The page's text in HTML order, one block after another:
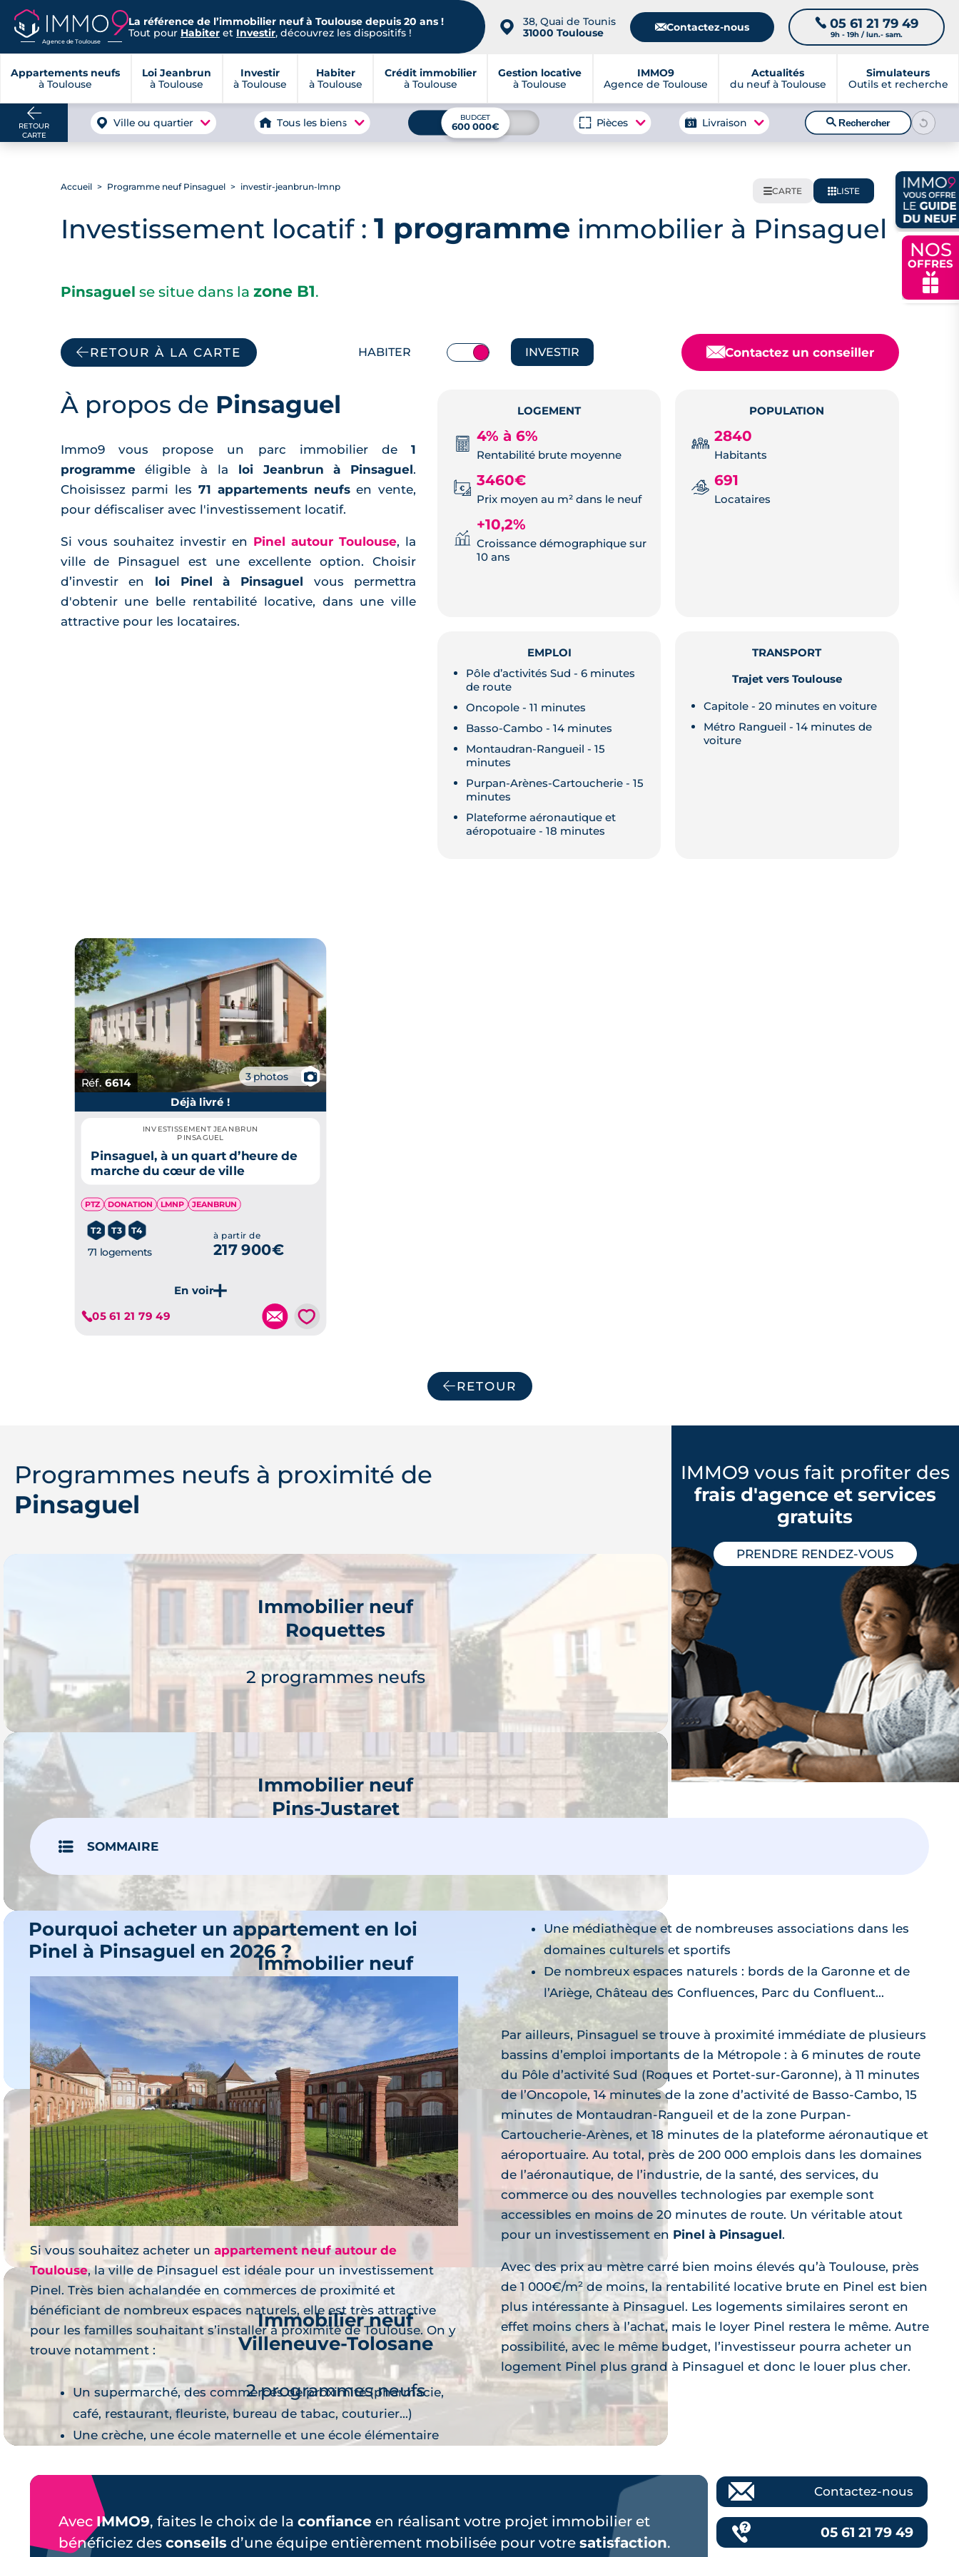
Agence de Toulouse
La référence de l’immobilier neuf à Toulouse depuis 20 ans !
Tout pour Habiter et Investir, découvrez les dispositifs ! 📍
38, Quai de Tounis
31000 Toulouse
📧Contactez-nous 📞 05 61 21 79 49
9h - 19h / lun.- sam.
Appartements neufs
à Toulouse
Loi Jeanbrun
à Toulouse
Investir
à Toulouse
Habiter
à Toulouse
Crédit immobilier
à Toulouse
Gestion locative
à Toulouse
IMMO9
Agence de Toulouse
Actualités
du neuf à Toulouse
Simulateurs
Outils et recherche
NOS
OFFRES
🎁
RETOUR
CARTE
Ville ou quartier Tous les biens BUDGET
600 000€ Pièces Livraison 🔍Rechercher
🌍CARTE 📋LISTE
Accueil Programme neuf Pinsaguel investir-jeanbrun-lmnp
Investissement locatif : 1 programme immobilier à Pinsaguel
Pinsaguel se situe dans la zone B1.
RETOUR À LA CARTE HABITER INVESTIR 📧Contactez un conseiller
À propos de Pinsaguel
Immo9 vous propose un parc immobilier de1
programmeéligible à la loi Jeanbrun à Pinsaguel.
Choisissez parmi les 71 appartements neufsen vente,
pour défiscaliser avec l'investissement locatif.
Si vous souhaitez investir en Pinel autour Toulouse, la
ville de Pinsaguel est une excellente option. Choisir
d’investir en loi Pinel à Pinsaguel vous permettra
d'obtenir une belle rentabilité locative, dans une ville
attractive pour les locataires.
LOGEMENT
4% à 6%
Rentabilité brute moyenne
3460€
Prix moyen au m² dans le neuf
+10,2%
Croissance démographique sur
10 ans
POPULATION
2840
Habitants
691
Locataires
EMPLOI
Pôle d’activités Sud - 6 minutes
de route
Oncopole - 11 minutes
Basso-Cambo - 14 minutes
Montaudran-Rangueil - 15
minutes
Purpan-Arènes-Cartoucherie - 15
minutes
Plateforme aéronautique et
aéropotuaire - 18 minutes
TRANSPORT
Trajet vers Toulouse
Capitole - 20 minutes en voiture
Métro Rangueil - 14 minutes de
voiture
Réf. 6614 3 photos 📷
Je découvre ce programme
Déjà livré !
INVESTISSEMENT JEANBRUN
PINSAGUEL
Pinsaguel, à un quart d’heure de
marche du cœur de ville
PTZ DONATION LMNP JEANBRUN
T2 T3 T4
71 logements
à partir de
217 900€
05 61 21 79 49 💗
RETOUR
Programmes neufs à proximité de
Pinsaguel
Immobilier neuf
Roquettes
2 programmes neufs
Je découvre
Immobilier neuf
Pins-Justaret
Je découvre
Immobilier neuf
Lacroix-Falgarde
2 programmes neufs
Je découvre
Immobilier neuf
Roques
1 programme neuf
Je découvre
Immobilier neuf
Villeneuve-Tolosane
2 programmes neufs
Je découvre
IMMO9 vous fait profiter des
frais d'agence et services
gratuits
PRENDRE RENDEZ-VOUS
SOMMAIRE
Pourquoi acheter un appartement en loi
Pinel à Pinsaguel en 2026 ?
Si vous souhaitez acheter un appartement neuf autour de
Toulouse, la ville de Pinsaguel est idéale pour un investissement
Pinel. Très bien achalandée en commerces de proximité et
bénéficiant de nombreux espaces naturels, elle est très attractive
pour les familles souhaitant s’installer à proximité de Toulouse. On y
trouve notamment :
Un supermarché, des commerces de proximité (pharmacie,
café, restaurant, fleuriste, bureau de tabac, couturier...)
Une crèche, une école maternelle et une école élémentaire
Une médiathèque et de nombreuses associations dans les
domaines culturels et sportifs
De nombreux espaces naturels : bords de la Garonne et de
l’Ariège, Château des Confluences, Parc du Confluent...
Par ailleurs, Pinsaguel se trouve à proximité immédiate de plusieurs
bassins d’emploi importants de la Métropole : à 6 minutes de route
du Pôle d’activité Sud (Roques et Portet-sur-Garonne), à 11 minutes
de l’Oncopole, 14 minutes de la zone d’activité de Basso-Cambo, 15
minutes de Montaudran-Rangueil et de la zone Purpan-
Cartoucherie-Arènes, et 18 minutes de la plateforme aéronautique et
aéroportuaire. Au total, près de 200 000 emplois dans les domaines
de l’aéronautique, de l’industrie, de la santé, des services, du
commerce ou des nouvelles technologies par exemple sont
accessibles en moins de 20 minutes de route. Un véritable atout
pour un investissement en Pinel à Pinsaguel.
Avec des prix au mètre carré bien moins élevés qu’à Toulouse, près
de 1 000€/m² de moins, la rentabilité locative brute en Pinel est bien
plus intéressante à Pinsaguel. Les logements similaires seront en
effet moins chers à l’achat, mais le loyer Pinel restera le même. Autre
possibilité, avec le même budget, l’investisseur pourra acheter un
logement Pinel plus grand à Pinsaguel et donc le louer plus cher.
Avec IMMO9, faites le choix de la confiance en réalisant votre projet immobilier et
bénéficiez des conseils d’une équipe entièrement mobilisée pour votre satisfaction.
Contactez-nous
05 61 21 79 49